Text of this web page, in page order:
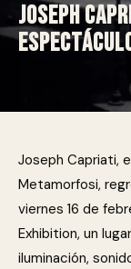
Joseph
Joseph Capriati,
Metamorfosi,
viernes 16 de
Exhibition, un
iluminación,